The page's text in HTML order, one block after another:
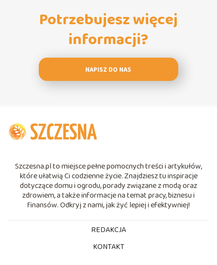
Potrzebujesz więcej
informacji?
NAPISZ DO NAS
Szczesna.pl to miejsce pełne pomocnych treści i artykułów,
które ułatwią Ci codzienne życie. Znajdziesz tu inspiracje
dotyczące domu i ogrodu, porady związane z modą oraz
zdrowiem, a także informacje na temat pracy, biznesu i
finansów. Odkryj z nami, jak żyć lepiej i efektywniej!
REDAKCJA
KONTAKT